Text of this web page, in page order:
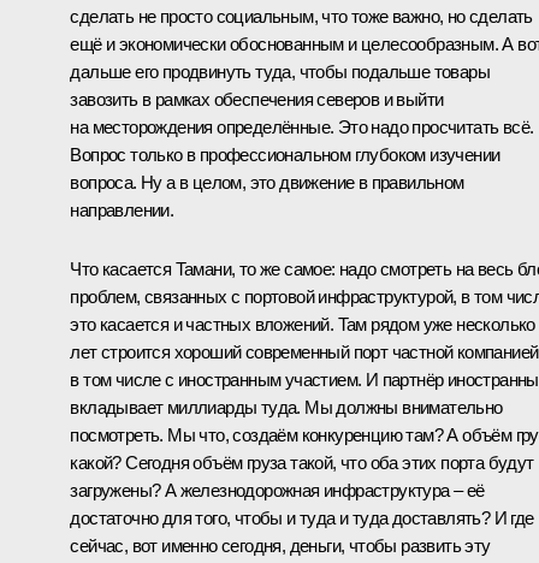
сделать не просто социальным, что тоже важно, но сделать
ещё и экономически обоснованным и целесообразным. А
дальше его продвинуть туда, чтобы подальше товары
завозить в рамках обеспечения северов и выйти
на месторождения определённые. Это надо просчитать всё.
Вопрос только в профессиональном глубоком изучении
вопроса. Ну а в целом, это движение в правильном
направлении.
Что касается Тамани, то же самое: надо смотреть на весь
проблем, связанных с портовой инфраструктурой, в том
это касается и частных вложений. Там рядом уже несколько
лет строится хороший современный порт частной
в том числе с иностранным участием. И партнёр
вкладывает миллиарды туда. Мы должны внимательно
посмотреть. Мы что, создаём конкуренцию там? А объём
какой? Сегодня объём груза такой, что оба этих порта будут
загружены? А железнодорожная инфраструктура – е­ё
достаточно для того, чтобы и туда и туда доставлять? И где
сейчас, вот именно сегодня, деньги, чтобы развить эту